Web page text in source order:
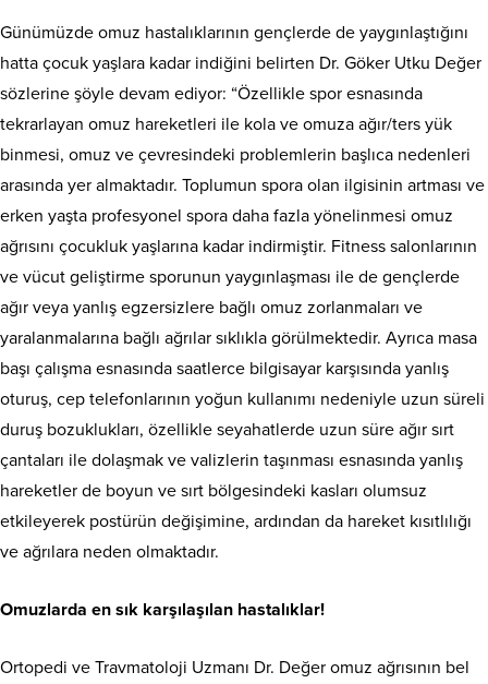
Günümüzde omuz hastalıklarının gençlerde de yaygınlaştığını
hatta çocuk yaşlara kadar indiğini belirten Dr. Göker Utku Değer
sözlerine şöyle devam ediyor: “Özellikle spor esnasında
tekrarlayan omuz hareketleri ile kola ve omuza ağır/ters yük
binmesi, omuz ve çevresindeki problemlerin başlıca nedenleri
arasında yer almaktadır. Toplumun spora olan ilgisinin artması ve
erken yaşta profesyonel spora daha fazla yönelinmesi omuz
ağrısını çocukluk yaşlarına kadar indirmiştir. Fitness salonlarının
ve vücut geliştirme sporunun yaygınlaşması ile de gençlerde
ağır veya yanlış egzersizlere bağlı omuz zorlanmaları ve
yaralanmalarına bağlı ağrılar sıklıkla görülmektedir. Ayrıca masa
başı çalışma esnasında saatlerce bilgisayar karşısında yanlış
oturuş, cep telefonlarının yoğun kullanımı nedeniyle uzun süreli
duruş bozuklukları, özellikle seyahatlerde uzun süre ağır sırt
çantaları ile dolaşmak ve valizlerin taşınması esnasında yanlış
hareketler de boyun ve sırt bölgesindeki kasları olumsuz
etkileyerek postürün değişimine, ardından da hareket kısıtlılığı
ve ağrılara neden olmaktadır.
Omuzlarda en sık karşılaşılan hastalıklar!
Ortopedi ve Travmatoloji Uzmanı Dr. Değer omuz ağrısının bel